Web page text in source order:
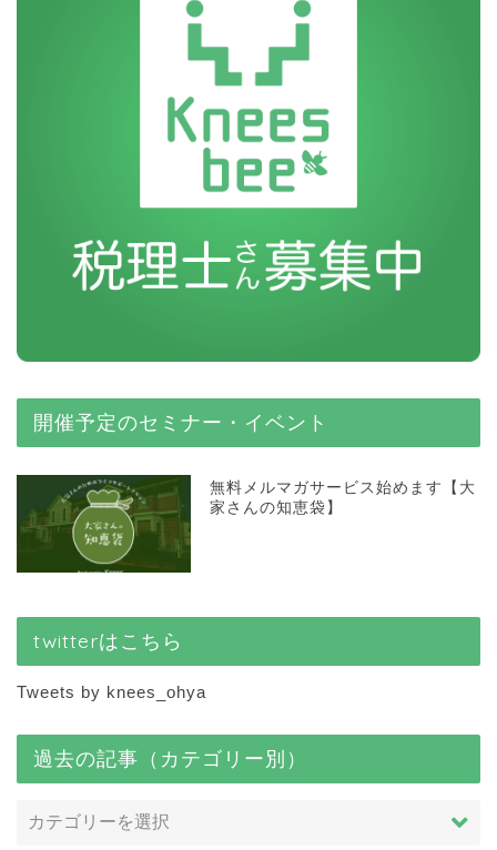
開催予定のセミナー・イベント
無料メルマガサービス始めます【大
家さんの知恵袋】
twitterはこちら
Tweets by knees_ohya
過去の記事（カテゴリー別）